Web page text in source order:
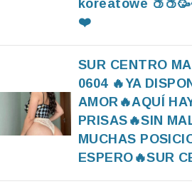
koreatowe
❤️
SUR CENTRO
0604 🔥YA
AMOR🔥AQUÍ
PRISAS🔥SIN
MUCHAS
ESPERO🔥SUR